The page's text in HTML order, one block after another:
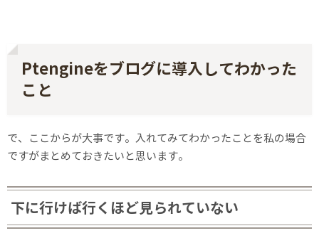
Ptengineをブログに導入してわかった
こと
で、ここからが大事です。入れてみてわかったことを私の場合
ですがまとめておきたいと思います。
下に行けば行くほど見られていない